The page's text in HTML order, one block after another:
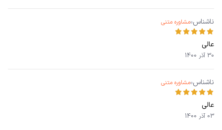
ناشناس مشاوره متنی
عالی
30 آذر 1400
ناشناس مشاوره متنی
عالی
03 آذر 1400